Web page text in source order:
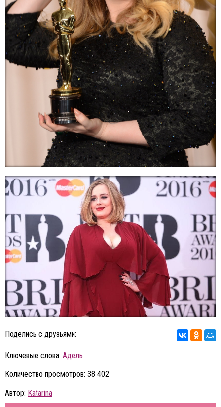
Поделись с друзьями:
Ключевые слова: Адель
Количество просмотров: 38 402
Автор: Katarina